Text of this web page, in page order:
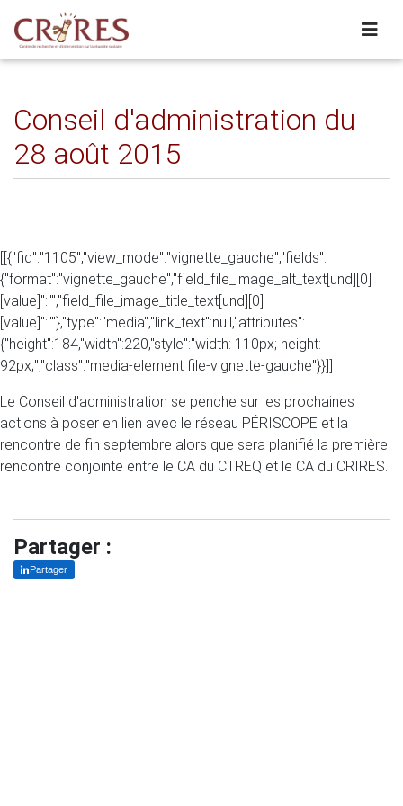
Conseil d'administration du
28 août 2015
[[{"fid":"1105","view_mode":"vignette_gauche","fields":
{"format":"vignette_gauche","field_file_image_alt_text[und][0]
[value]":"","field_file_image_title_text[und][0]
[value]":""},"type":"media","link_text":null,"attributes":
{"height":184,"width":220,"style":"width: 110px; height:
92px;","class":"media-element file-vignette-gauche"}}]]
Le Conseil d'administration se penche sur les prochaines
actions à poser en lien avec le réseau PÉRISCOPE et la
rencontre de fin septembre alors que sera planifié la première
rencontre conjointe entre le CA du CTREQ et le CA du CRIRES.
Partager :
Partager